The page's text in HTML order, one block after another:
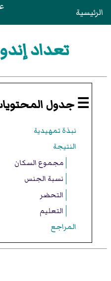
الرئيسية
تعداد
☰ جدول
نبذة تمهيدية
النتيجة
مجموع السكان
نسبة الجنس
التحضر
التعليم
المراجع